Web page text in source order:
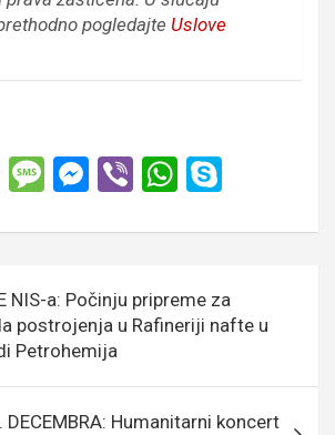
pogledajte Uslove
E
ail
M
s
g
e
M
se
n
g
er
Vi
er
W
at
A
p
p
NIS-a: Počinju pripreme za
postrojenja u Rafineriji nafte u
Petrohemija
DECEMBRA: Humanitarni koncert